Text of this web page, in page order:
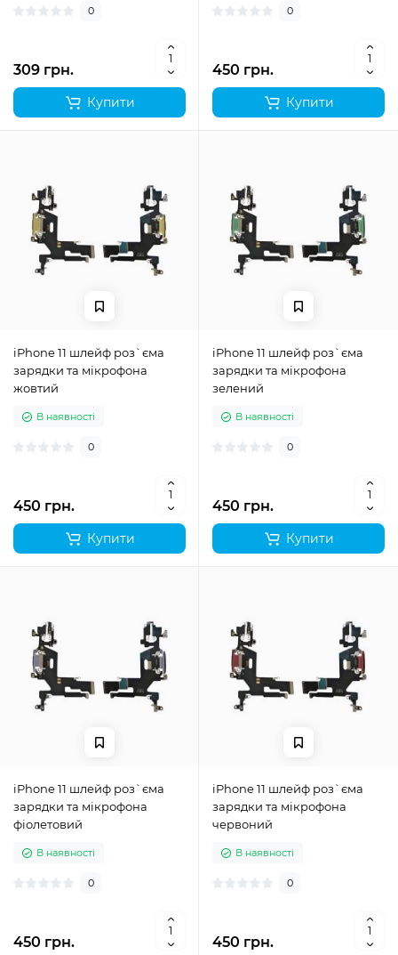
0
309 грн.
Купити
0
450 грн.
Купити
iPhone 11 шлейф роз`єма
зарядки та мікрофона
жовтий
В наявності
0
450 грн.
Купити
iPhone 11 шлейф роз`єма
зарядки та мікрофона
зелений
В наявності
0
450 грн.
Купити
iPhone 11 шлейф роз`єма
зарядки та мікрофона
фіолетовий
В наявності
0
450 грн.
iPhone 11 шлейф роз`єма
зарядки та мікрофона
червоний
В наявності
0
450 грн.